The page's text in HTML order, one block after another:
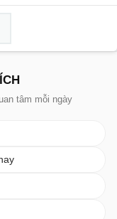
tâm mỗi ngày